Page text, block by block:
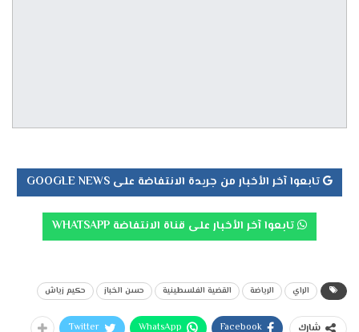
تابعوا آخر الأخبار من جريدة الانتفاضة على GOOGLE NEWS
تابعوا آخر الأخبار على قناة الانتفاضة WHATSAPP
الراي الرياضة القضية الفلسطينية حسن الخباز حكيم زياش
شارك Facebook
WhatsApp
Twitter